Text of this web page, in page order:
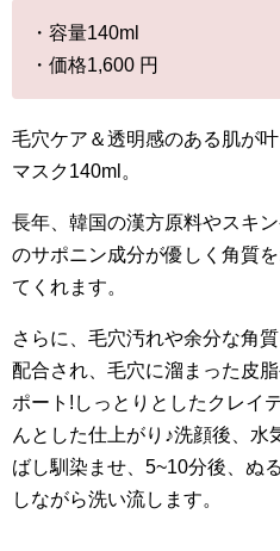
・容量140ml
・価格1,600 円
毛穴ケア＆透明感のある肌が
マスク140ml。
長年、韓国の漢方原料やスキ
のサポニン成分が優しく角質
てくれます。
さらに、毛穴汚れや余分な角
配合され、毛穴に溜まった皮
ポート!しっとりとしたクレイ
んとした仕上がり♪洗顔後、水
ばし馴染ませ、5~10分後、ぬ
しながら洗い流します。